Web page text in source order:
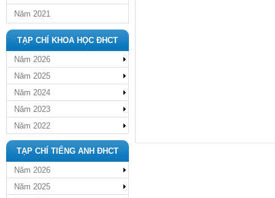
Năm 2021
TẠP CHÍ KHOA HỌC ĐHCT
Năm 2026
Năm 2025
Năm 2024
Năm 2023
Năm 2022
TẠP CHÍ TIẾNG ANH ĐHCT
Năm 2026
Năm 2025